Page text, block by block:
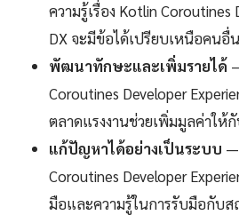
ความรู้เรื่อง Kotlin Coroutines
DX จะมีข้อได้เปรียบเหนือคนอื่น
พัฒนาทักษะและเพิ่มรายได้
Coroutines Developer
ตลาดแรงงานช่วยเพิ่มมูลค่าให้
แก้ปัญหาได้อย่างเป็นระบบ —
Coroutines Developer
มือและความรู้ในการรับมือกับส